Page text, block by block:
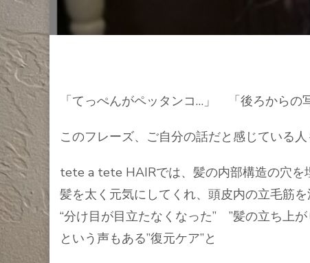
「てっぺんがペッタンコ…」 「後ろからの
このフレーズ、ご自分の話だと感じている
tete a tete HAIRでは、髪の内部構造の穴を
髪を太く元気にしてくれ、頭皮内の立毛筋を
“分け目が目立たなくなった” ”髪の立ち上
という声もある”復元ケア”と